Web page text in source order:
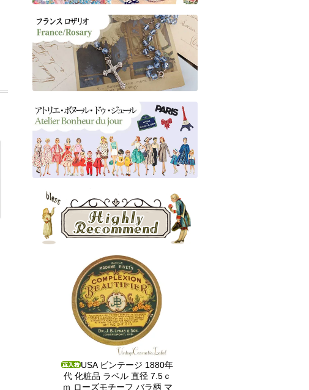
USA ビンテージ 1880年
代 化粧品 ラベル 直径 7.5ｃ
ｍ ローズモチーフ バラ柄 マ